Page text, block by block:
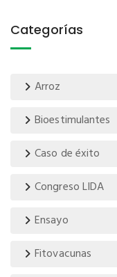
Categorías
Arroz
Bioestimulantes
Caso de éxito
Congreso LIDA
Ensayo
Fitovacunas